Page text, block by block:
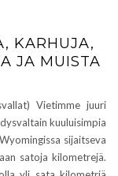
KARHUJA,
JA MUISTA
Vietimme juuri
kuuluisimpia
sijaitseva
satoja kilometrejä.